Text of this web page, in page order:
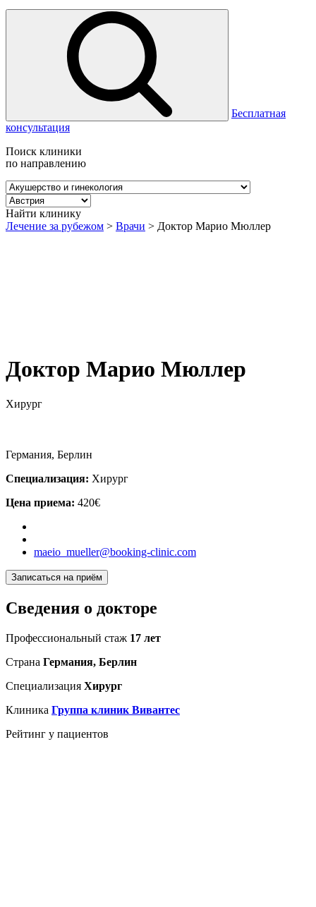
Бесплатная
консультация
Поиск клиники
по направлению
Найти клинику
Лечение за рубежом > Врачи > Доктор Марио Мюллер
Доктор Марио Мюллер
Хирург
Германия, Берлин
Специализация: Хирург
Цена приема: 420€
maeio_mueller@booking-clinic.com
Записаться на приём
Сведения о докторе
Профессиональный стаж 17 лет
Страна Германия, Берлин
Специализация Хирург
Клиника Группа клиник Вивантес
Рейтинг у пациентов